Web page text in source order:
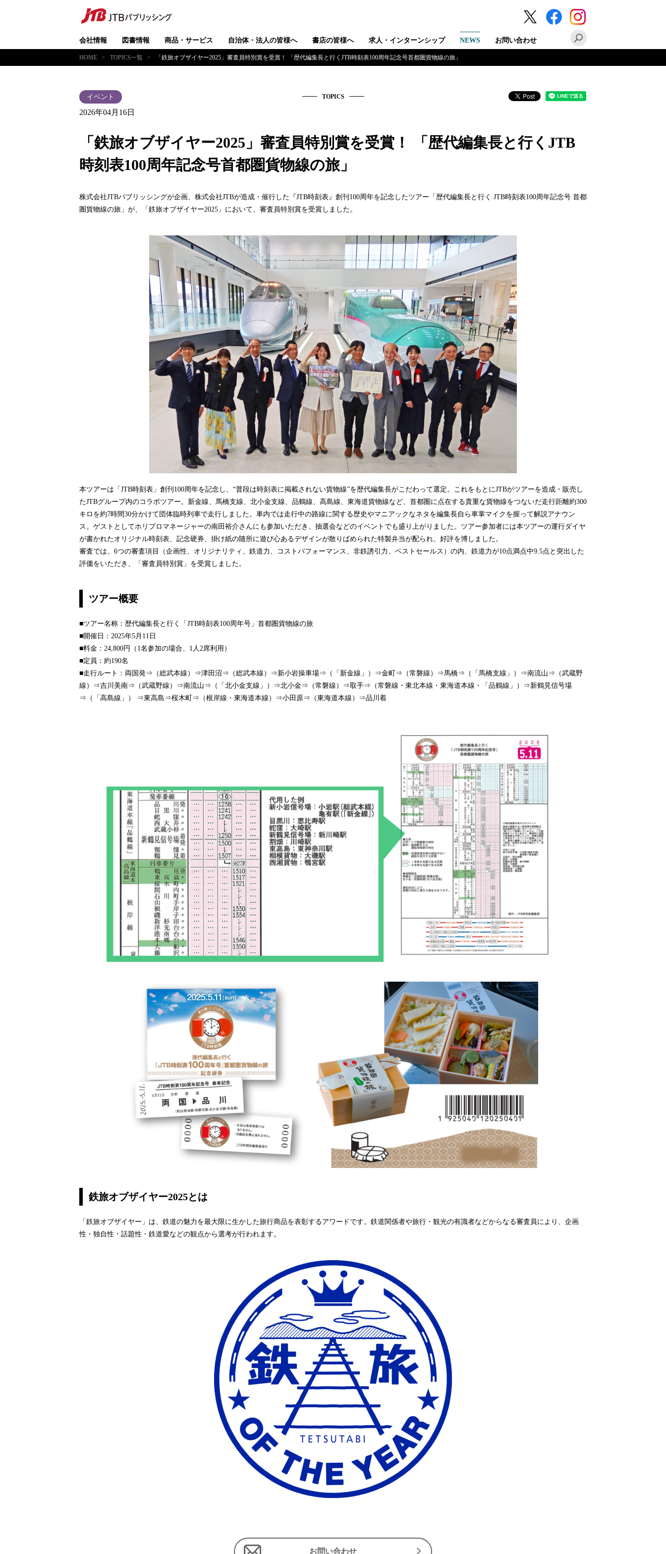
会社情報 図書情報 商品・サービス 自治体・法人の皆様へ 書店の皆様へ 求人・インターンシップ NEWS お問い合わせ
HOME TOPICS一覧 「鉄旅オブザイヤー2025」審査員特別賞を受賞！ 「歴代編集長と行くJTB時刻表100周年記念号首都圏貨物線の旅」
TOPICS
2026年04月16日
「鉄旅オブザイヤー2025」審査員特別賞を受賞！ 「歴代編集長と行くJTB
時刻表100周年記念号首都圏貨物線の旅」
株式会社JTBパブリッシングが企画、株式会社JTBが造成・催行した『JTB時刻表』創刊100周年を記念したツアー「歴代編集長と行く JTB時刻表100周年記念号 首都
圏貨物線の旅」が、「鉄旅オブザイヤー2025」において、審査員特別賞を受賞しました。
本ツアーは「JTB時刻表」創刊100周年を記念し、“普段は時刻表に掲載されない貨物線”を歴代編集長がこだわって選定。これをもとにJTBがツアーを造成・販売し
たJTBグループ内のコラボツアー。新金線、馬橋支線、北小金支線、品鶴線、高島線、東海道貨物線など、首都圏に点在する貴重な貨物線をつないだ走行距離約300
キロを約7時間30分かけて団体臨時列車で走行しました。車内では走行中の路線に関する歴史やマニアックなネタを編集長自ら車掌マイクを握って解説アナウン
ス。ゲストとしてホリプロマネージャーの南田裕介さんにも参加いただき、抽選会などのイベントでも盛り上がりました。ツアー参加者には本ツアーの運行ダイヤ
が書かれたオリジナル時刻表、記念硬券、掛け紙の随所に遊び心あるデザインが散りばめられた特製弁当が配られ、好評を博しました。
審査では、6つの審査項目（企画性、オリジナリティ、鉄道力、コストパフォーマンス、非鉄誘引力、ベストセールス）の内、鉄道力が10点満点中9.5点と突出した
評価をいただき、「審査員特別賞」を受賞しました。
ツアー概要
■ツアー名称：歴代編集長と行く「JTB時刻表100周年号」首都圏貨物線の旅
■開催日：2025年5月11日
■料金：24,800円（1名参加の場合、1人2席利用）
■定員：約190名
■走行ルート：両国発⇒（総武本線）⇒津田沼⇒（総武本線）⇒新小岩操車場⇒（「新金線」）⇒金町⇒（常磐線）⇒馬橋⇒（「馬橋支線」）⇒南流山⇒（武蔵野
線）⇒吉川美南⇒（武蔵野線）⇒南流山⇒（「北小金支線」）⇒北小金⇒（常磐線）⇒取手⇒（常磐線・東北本線・東海道本線・「品鶴線」）⇒新鶴見信号場
⇒（「高島線」） ⇒東高島⇒桜木町⇒（根岸線・東海道本線）⇒小田原⇒（東海道本線）⇒品川着
鉄旅オブザイヤー2025とは
「鉄旅オブザイヤー」は、鉄道の魅力を最大限に生かした旅行商品を表彰するアワードです。鉄道関係者や旅行・観光の有識者などからなる審査員により、企画
性・独自性・話題性・鉄道愛などの観点から選考が行われます。
お問い合わせ